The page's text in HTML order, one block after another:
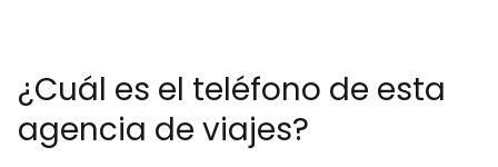
¿Cuál es el teléfono de esta
agencia de viajes?